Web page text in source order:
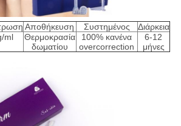
Αποθήκευση Συστημένος
Διάρκεια
ml
Θερμοκρασία
δωματίου
100% κανένα
overcorrection
6-12
μήνες